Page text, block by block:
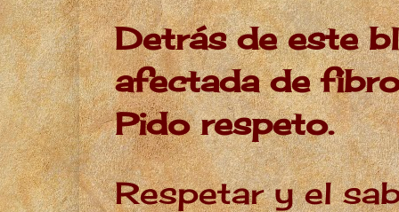
Detrás de este
afectada de
Pido respeto.
Respetar y el